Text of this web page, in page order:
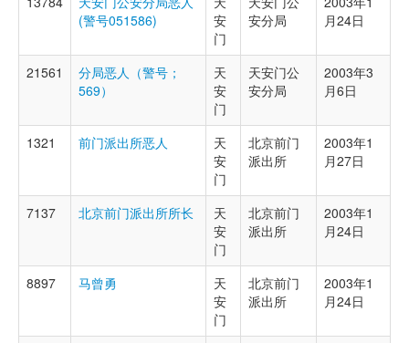
(警号051586)
安
门
安分局
月24日
21561
分局恶人（警号；
569）
天
安
门
天安门公
安分局
2003年3
月6日
1321 前门派出所恶人
天
安
门
北京前门
派出所
2003年1
月27日
7137 北京前门派出所所长
天
安
门
北京前门
派出所
2003年1
月24日
8897 马曾勇
天
安
门
北京前门
派出所
2003年1
月24日